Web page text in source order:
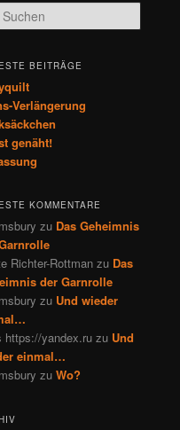
BEITRÄGE
Verlängerung
genäht!
KOMMENTARE
zu Das Geheimnis
Richter-Rottman zu Das
der Garnrolle
zu Und wieder
https://yandex.ru zu Und
einmal…
zu Wo?